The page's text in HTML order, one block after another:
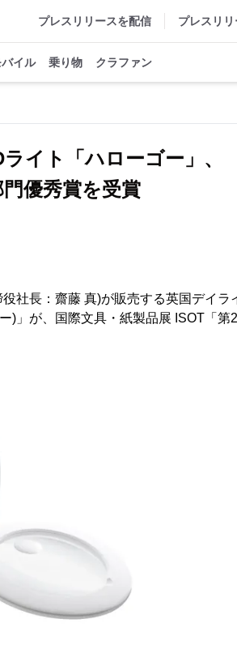
プレスリリースを配信 プレスリ
バイル 乗り物 クラファン
イト「ハローゴー」、
優秀賞を受賞
社長：齋藤 真)が販売する英国デイラ
)」が、国際文具・紙製品展 ISOT「第